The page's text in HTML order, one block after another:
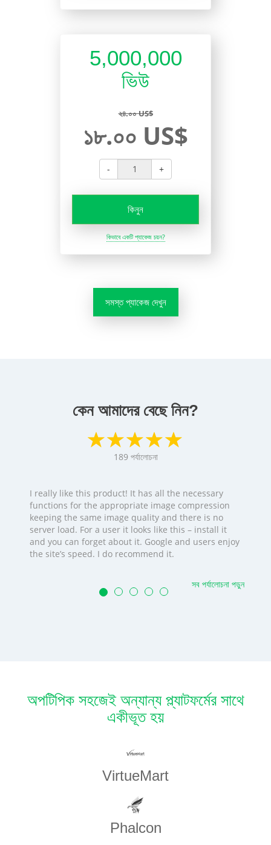
5,000,000
ভিউ
২৪.০০ US$
১৮.০০ US$
- +
কিনুন
কিভাবে একটি প্যাকেজ চয়ন?
সমস্ত প্যাকেজ দেখুন
কেন আমাদের বেছে নিন?
189 পর্যালোচনা
I really like this product! It has all the necessary
functions for the appropriate image compression
keeping the same image quality and there is no
server load. For a user it looks like this – install it
and you can forget about it. Google and users enjoy
the site’s speed. I do recommend it.
সব পর্যালোচনা পড়ুন
অপটিপিক সহজেই অন্যান্য প্ল্যাটফর্মের সাথে
একীভূত হয়
VirtueMart
Phalcon